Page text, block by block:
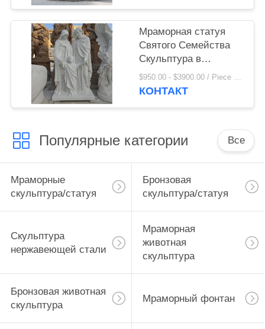
Мраморная статуя
Святого Семейства
Скульптура в
натуральную
величину Иисус
церкви
$950.00 - $3900.00 / Piece MOQ:1
КОНТАКТ
Популярные категории Все
Мраморные
скульптура/статуя
Бронзовая
скульптура/статуя
Скульптура
нержавеющей стали
Мраморная
животная
скульптура
Бронзовая животная
скульптура
Мраморный фонтан